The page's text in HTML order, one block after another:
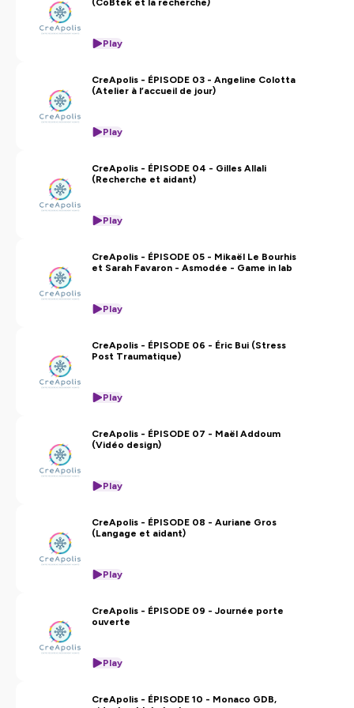
confidentialite
pour plus d'informations.
(CoBtek et la recherche)
Play
CreApolis - ÉPISODE 03 - Angeline Colotta
(Atelier à l’accueil de jour)
Play
CreApolis - ÉPISODE 04 - Gilles Allali
(Recherche et aidant)
Play
CreApolis - ÉPISODE 05 - Mikaël Le Bourhis
et Sarah Favaron - Asmodée - Game in lab
Play
CreApolis - ÉPISODE 06 - Éric Bui (Stress
Post Traumatique)
Play
CreApolis - ÉPISODE 07 - Maël Addoum
(Vidéo design)
Play
CreApolis - ÉPISODE 08 - Auriane Gros
(Langage et aidant)
Play
CreApolis - ÉPISODE 09 - Journée porte
ouverte
Play
CreApolis - ÉPISODE 10 - Monaco GDB,